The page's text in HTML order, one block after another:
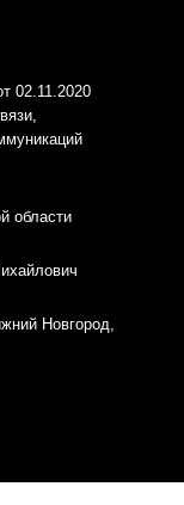
02.11.2020
области
Новгород,